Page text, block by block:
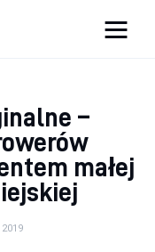
–
małej
2019